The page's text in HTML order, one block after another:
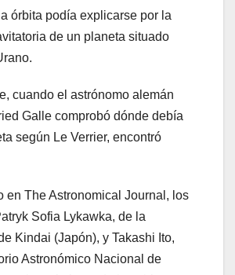
órbita podía explicarse por la
de un planeta situado
cuando el astrónomo alemán
Galle comprobó dónde debía
según Le Verrier, encontró
en The Astronomical Journal, los
Sofia Lykawka, de la
Kindai (Japón), y Takashi Ito,
Astronómico Nacional de